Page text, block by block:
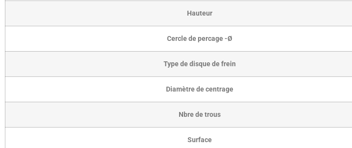
Hauteur
Cercle de percage -Ø
Type de disque de frein
Diamètre de centrage
Nbre de trous
Surface